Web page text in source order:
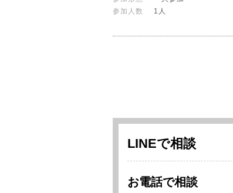
参加人数
1人
LINEで相談
お電話で相談